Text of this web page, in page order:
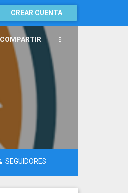
CREAR CUENTA
COMPARTIR
SEGUIDORES